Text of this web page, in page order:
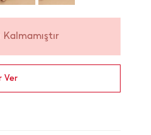
Ver